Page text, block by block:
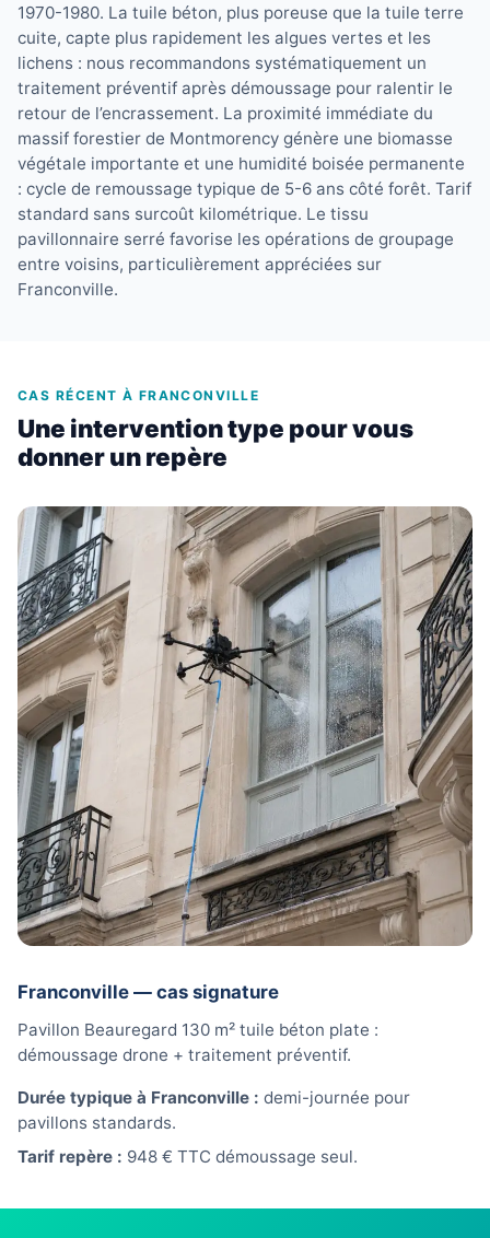
1970-1980. La tuile béton, plus poreuse que la tuile terre
cuite, capte plus rapidement les algues vertes et les
lichens : nous recommandons systématiquement un
traitement préventif après démoussage pour ralentir le
retour de l’encrassement. La proximité immédiate du
massif forestier de Montmorency génère une biomasse
végétale importante et une humidité boisée permanente
: cycle de remoussage typique de 5-6 ans côté forêt. Tarif
standard sans surcoût kilométrique. Le tissu
pavillonnaire serré favorise les opérations de groupage
entre voisins, particulièrement appréciées sur
Franconville.
CAS RÉCENT À FRANCONVILLE
Une intervention type pour vous
donner un repère
Franconville — cas signature
Pavillon Beauregard 130 m² tuile béton plate :
démoussage drone + traitement préventif.
Durée typique à Franconville : demi-journée pour
pavillons standards.
Tarif repère : 948 € TTC démoussage seul.